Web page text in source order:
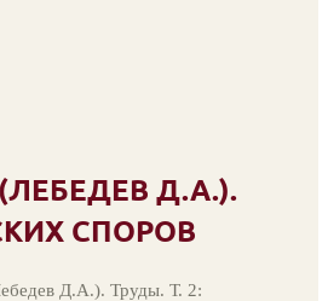
Д.А.).
СПОРОВ
Д.А.). Труды. Т. 2: